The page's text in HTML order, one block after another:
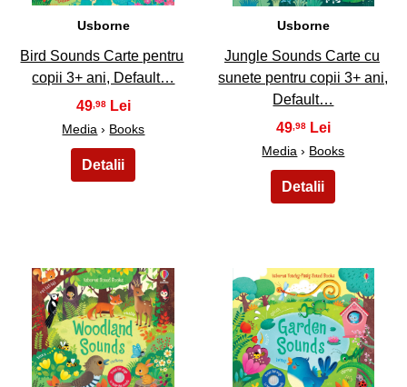
Usborne
Bird Sounds Carte pentru
copii 3+ ani, Default…
49,98
Media › Books
Usborne
Jungle Sounds Carte cu
sunete pentru copii 3+ ani,
Default…
49,98
Media › Books
5 6